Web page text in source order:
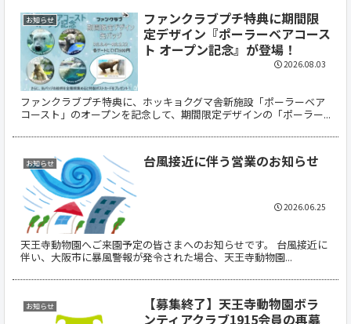
お知らせ
ファンクラブプチ特典に期間限
定デザイン『ポーラーベアコース
ト オープン記念』が登場！
ファンクラブプチ特典に、ホッキョクグマ舎新施設「ポーラーベア
コースト」のオープンを記念して、期間限定デザインの「ポーラー...
2026.08.03
お知らせ 台風接近に伴う営業のお知らせ
天王寺動物園へご来園予定の皆さまへのお知らせです。 台風接近に
伴い、大阪市に暴風警報が発令された場合、天王寺動物園...
2026.06.25
お知らせ
【募集終了】天王寺動物園ボラ
ンティアクラブ1915会員の再募